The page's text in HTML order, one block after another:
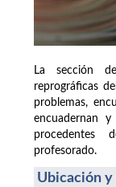
La sección
reprográficas
problemas,
encuadernan
procedentes
profesorado.
Ubicación